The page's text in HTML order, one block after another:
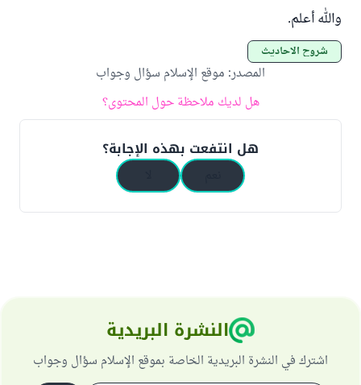
والله أعلم.
شروح الأحاديث
المصدر: موقع الإسلام سؤال وجواب
هل لديك ملاحظة حول المحتوى؟
هل انتفعت بهذه الإجابة؟
النشرة البريدية
اشترك في النشرة البريدية الخاصة بموقع الإسلام سؤال وجواب